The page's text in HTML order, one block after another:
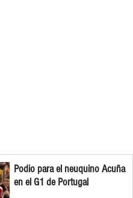
Podio para el neuquino Acuña
en el G1 de Portugal